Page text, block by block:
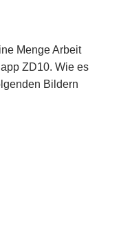
Menge Arbeit
ZD10. Wie es
Bildern